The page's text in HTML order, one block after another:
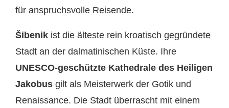
für anspruchsvolle Reisende.
Šibenik ist die älteste rein kroatisch gegründete
Stadt an der dalmatinischen Küste. Ihre
UNESCO-geschützte Kathedrale des Heiligen
Jakobus gilt als Meisterwerk der Gotik und
Renaissance. Die Stadt überrascht mit einem